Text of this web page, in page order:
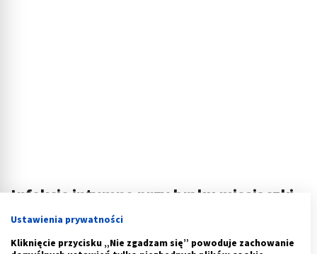
Infekcje intymne przy braku miesiączki –
co warto wiedzieć?
Infekcje intymne nie są bezpośrednią przyczyną
Ustawienia prywatności
Kliknięcie przycisku „Nie zgadzam się” powoduje zachowanie